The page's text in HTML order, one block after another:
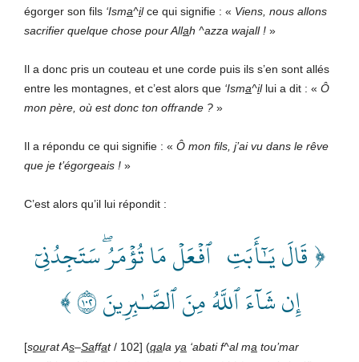
égorger son fils ‘Isma^ilce qui signifie : « Viens, nous allons
sacrifier quelque chose pour Allah ^azza wajall ! »
Il a donc pris un couteau et une corde puis ils s’en sont allés
entre les montagnes, et c’est alors que ‘Isma^illui a dit : « Ô
mon père, où est donc ton offrande ? »
Il a répondu ce qui signifie : « Ô mon fils, j’ai vu dans le rêve
que je t’égorgeais ! »
C’est alors qu’il lui répondit :
﴿ قَالَ يَـٰٓأَبَتِ ٱفۡعَلۡ مَا تُؤۡمَرُۖ سَتَجِدُنِيٓ
إِن شَآءَ ٱللَّهُ مِنَ ٱلصَّـٰبِرِينَ ٢٠١
﴾
[sourat As–Saffat/ 102] (qala ya ‘abati f^al ma tou’mar